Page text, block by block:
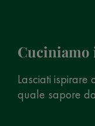
Cuciniamo
Lasciati ispirare
quale sapore